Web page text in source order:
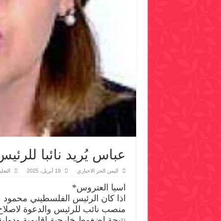
عباس يُريد نائبا
اليمن الحر الاخباري 19 أبريل، 2025
اسيا العتروس*
اذا كان الرئيس الفلسطيني
منصب نائب للرئيس والدعوة